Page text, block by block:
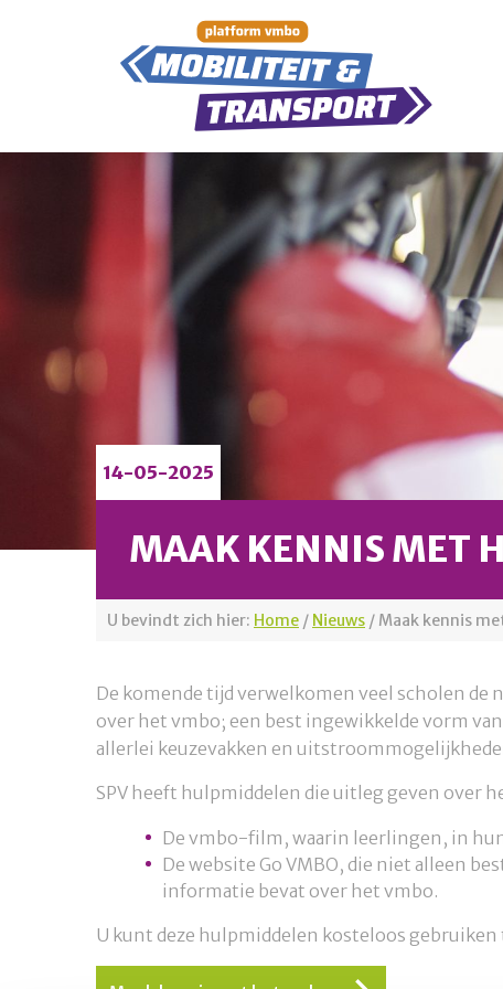
14-05-2025
MAAK KENNIS MET
U bevindt zich hier: Home / Nieuws / Maak kennis
De komende tijd verwelkomen veel scholen
over het vmbo; een best ingewikkelde vorm
allerlei keuzevakken en
SPV heeft hulpmiddelen die uitleg geven over
De vmbo-film, waarin leerlingen, in
De website Go VMBO, die niet alleen
informatie bevat over het vmbo.
U kunt deze hulpmiddelen kosteloos